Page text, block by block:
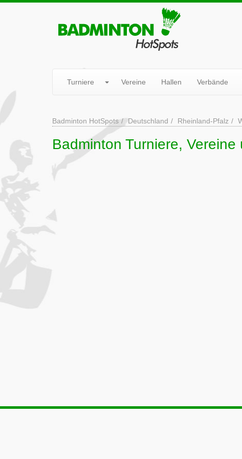
Turniere Vereine Hallen Verbände
Badminton HotSpots Deutschland Rheinland-Pfalz
Badminton Turniere,